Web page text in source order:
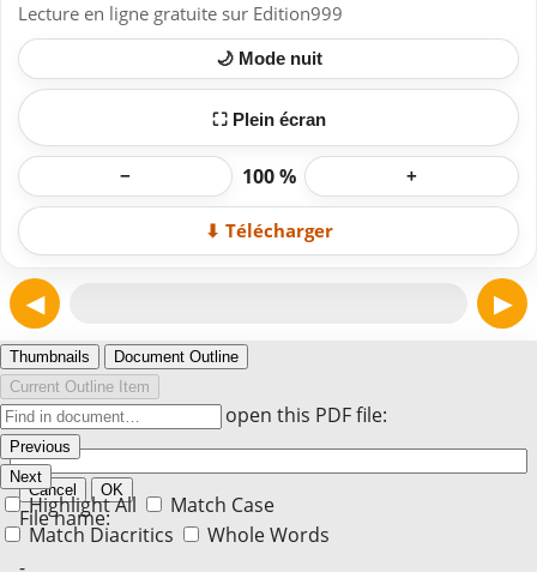
Lecture en ligne gratuite sur Edition999
🌙 Mode nuit
⛶ Plein écran
− 100 % +
⬇ Télécharger
◀ ▶
Thumbnails
Document Outline
Current Outline Item
Previous
Next
Highlight All
Match Case
Match Diacritics
Whole Words
Enter the password to open this PDF file:
Cancel OK
File name: